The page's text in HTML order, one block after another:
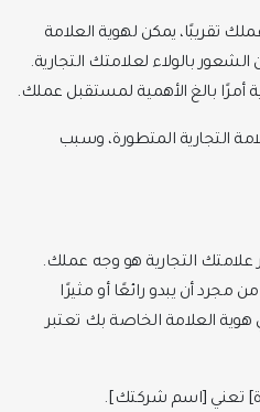
تقريبًا، يمكن لهوية العلامة
الشعور بالولاء لعلامتك التجارية.
أمرًا بالغ الأهمية لمستقبل عملك.
التجارية المتطورة، وسبب
التجارية هو وجه عملك.
مجرد أن يبدو رائعًا أو مثيرًا
العلامة الخاصة بك تعتبر
تعني [اسم شركتك].